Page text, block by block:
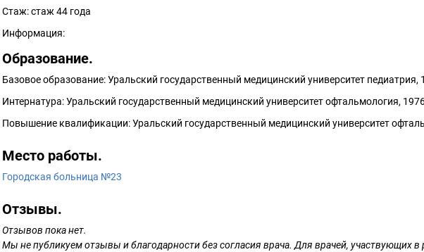
Стаж:стаж 44 года
Информация:
Образование.
Базовое образование: Уральский государственный медицинский университет педиатрия,
Интернатура: Уральский государственный медицинский университет офтальмология,
Повышение квалификации: Уральский государственный медицинский университет
Место работы.
Городская больница №23
Отзывы.
Отзывов пока нет.
Мы не публикуем отзывы и благодарности без согласия врача. Для врачей, участвующих в